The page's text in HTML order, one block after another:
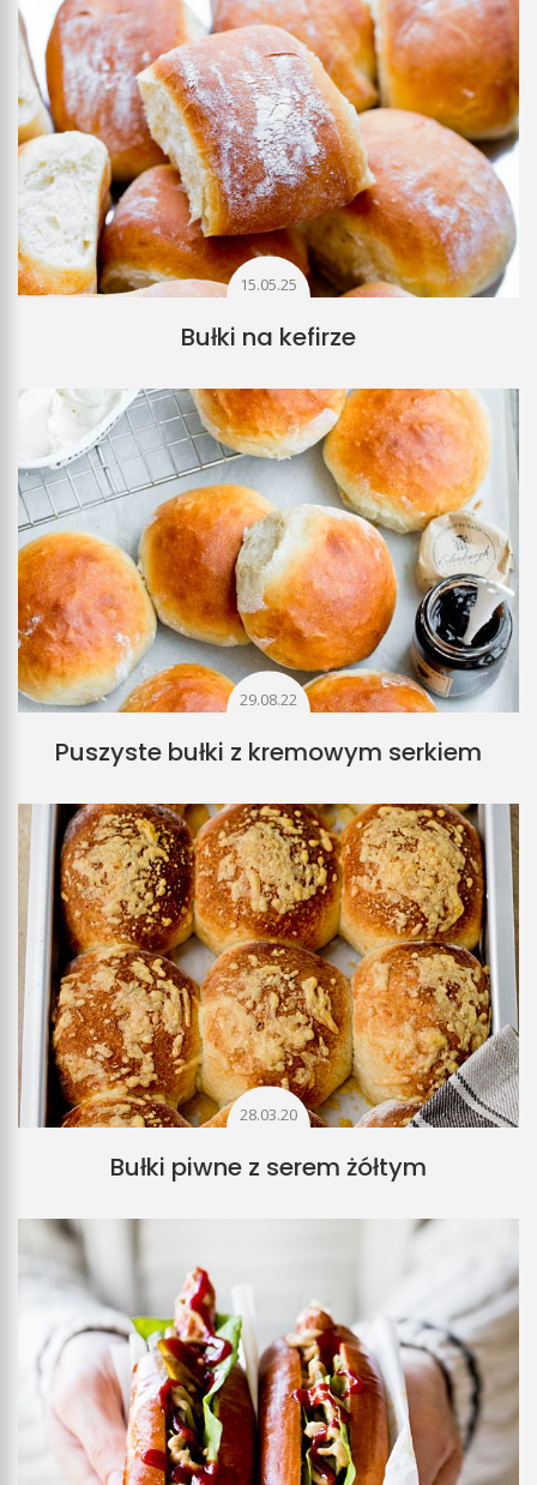
15.05.25
Bułki na kefirze
29.08.22
Puszyste bułki z kremowym serkiem
28.03.20
Bułki piwne z serem żółtym